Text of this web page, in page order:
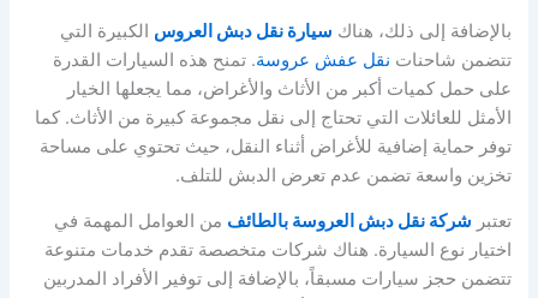
بالإضافة إلى ذلك، هناك سيارة نقل دبش العروس الكبيرة التي
تتضمن شاحنات نقل عفش عروسة. تمنح هذه السيارات القدرة
على حمل كميات أكبر من الأثاث والأغراض، مما يجعلها الخيار
الأمثل للعائلات التي تحتاج إلى نقل مجموعة كبيرة من الأثاث. كما
توفر حماية إضافية للأغراض أثناء النقل، حيث تحتوي على مساحة
تخزين واسعة تضمن عدم تعرض الدبش للتلف.
تعتبر شركة نقل دبش العروسة بالطائف من العوامل المهمة في
اختيار نوع السيارة. هناك شركات متخصصة تقدم خدمات متنوعة
تتضمن حجز سيارات مسبقاً، بالإضافة إلى توفير الأفراد المدربين